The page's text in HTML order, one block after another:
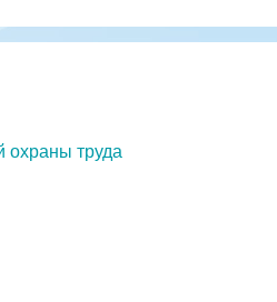
охраны труда